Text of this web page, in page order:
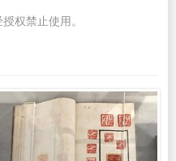
权禁止使用。